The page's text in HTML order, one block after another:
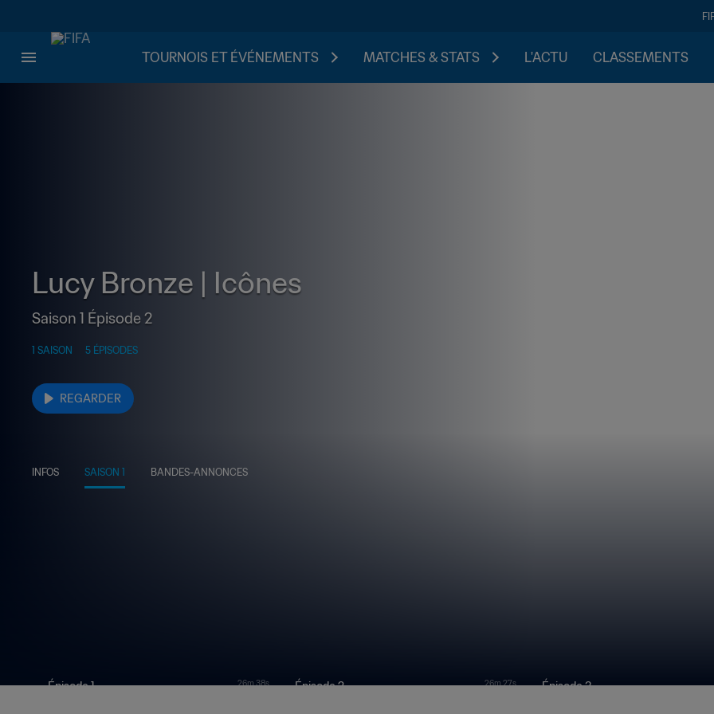
TOURNOIS ET ÉVÉNEMENTS MATCHES & STATS L'ACTU CLASSEMENTS
Lucy Bronze | Icônes
Saison 1 Épisode 2
1 SAISON 5 ÉPISODES
REGARDER
INFOS SAISON 1 BANDES-ANNONCES
Épisode 1 26m 38s Épisode 2 26m 27s Épisode 3